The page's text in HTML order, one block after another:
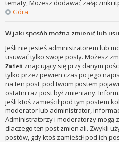
tematy, Możesz dodawać załączniki
Góra
W jaki sposób można zmienić lub
Jeśli nie jesteś administratorem lub
usuwać tylko swoje posty. Możesz
Zmień znajdujący się przy danym
tylko przez pewien czas po jego
na ten post, pod twoim postem
ostatni raz post był zmieniany.
jeśli ktoś zamieścił pod tym postem
moderator lub administrator,
Administratorzy i moderatorzy mogą
dlaczego ten post zmieniali. Zwykli
postów, gdy ktoś zamieścił pod ich